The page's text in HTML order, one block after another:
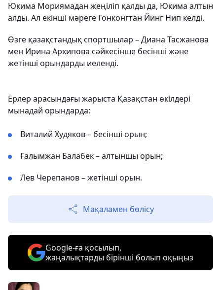
Юкима Мориямадан жеңіліп қалды да, Юкима алтын
алды. Ал екінші мәреге Гонконгтан Йинг Нип келді.
Өзге қазақстандық спортшылар – Диана Тасжанова
мен Ирина Архипова сәйкесінше бесінші және
жетінші орындарды иеленді.
Ерлер арасындағы жарыста Қазақстан өкілдері
мынадай орындарда:
Виталий Худяков – бесінші орын;
Ғалымжан Балабек – алтыншы орын;
Лев Черепанов – жетінші орын.
Мақаламен бөлісу
Google-ға қосылып,
жаңалықтарды бірінші болып оқыңыз